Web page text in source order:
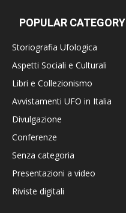
POPULAR CATEGORY
Storiografia Ufologica
Aspetti Sociali e Culturali
Libri e Collezionismo
Avvistamenti UFO in Italia
Divulgazione
Conferenze
Senza categoria
Presentazioni a video
Riviste digitali